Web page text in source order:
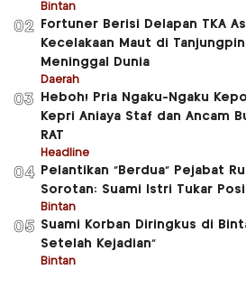
Bintan
02
Fortuner Berisi Delapan TKA
Kecelakaan Maut di
Meninggal Dunia
Daerah
03
Heboh! Pria Ngaku-Ngaku
Kepri Aniaya Staf dan Ancam
RAT
Headline
04
Pelantikan “Berdua” Pejabat
Sorotan: Suami Istri Tukar
Bintan
05 Suami Korban Diringkus di
Setelah Kejadian”
Bintan